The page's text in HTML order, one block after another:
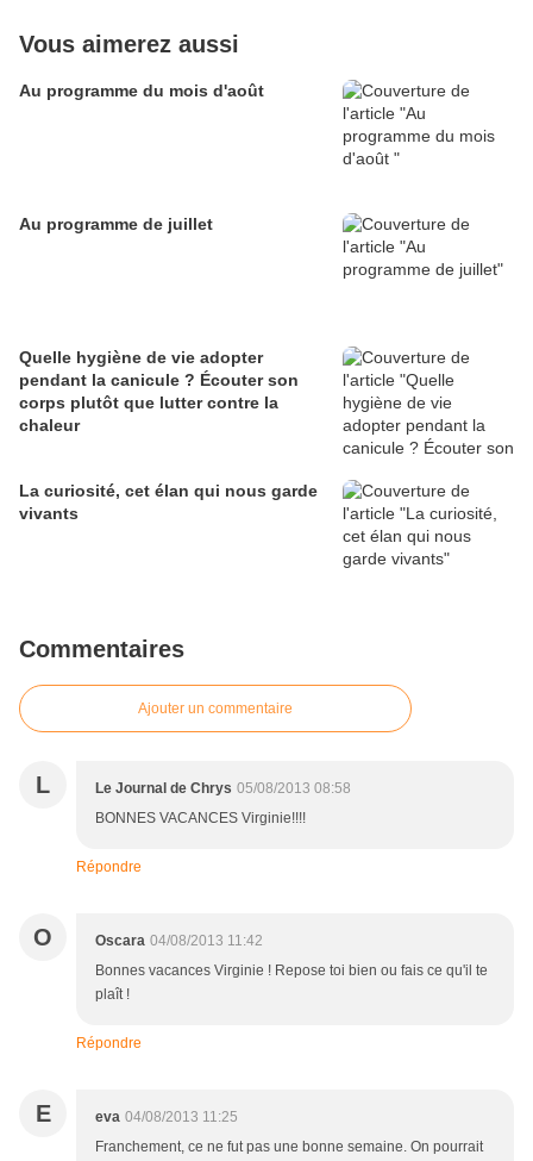
Vous aimerez aussi
Au programme du mois d'août
Au programme de juillet
Quelle hygiène de vie adopter
pendant la canicule ? Écouter son
corps plutôt que lutter contre la
chaleur
La curiosité, cet élan qui nous garde
vivants
Commentaires
Ajouter un commentaire
L Le Journal de Chrys 05/08/2013 08:58
BONNES VACANCES Virginie!!!!
Répondre
O Oscara 04/08/2013 11:42
Bonnes vacances Virginie ! Repose toi bien ou fais ce qu'il te
plaît !
Répondre
E eva 04/08/2013 11:25
Franchement, ce ne fut pas une bonne semaine. On pourrait